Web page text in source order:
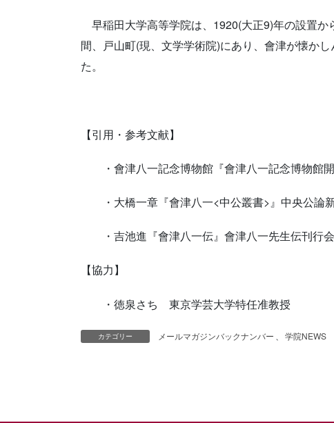
早稲田大学高等学院は、1920(大正9)年の設置
間、戸山町(現、文学学術院)にあり、會津が懐か
た。
【引用・参考文献】
・會津八一記念博物館『會津八一記念博物館
・大橋一章『會津八一<中公叢書>』中央公論
・吉池進『會津八一伝』會津八一先生伝刊行
【協力】
・徳泉さち 東京学芸大学特任准教授
カテゴリー メールマガジンバックナンバー 学院NEWS